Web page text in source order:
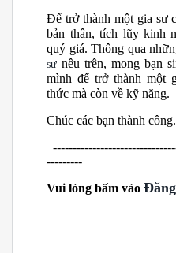
Để trở thành một gia sư
bản thân, tích lũy kinh
quý giá. Thông qua
sưnêu trên, mong bạn
mình để trở thành một
thức mà còn về kỹ năng.
Chúc các bạn thành công.
---------
Vui lòng bấm vào